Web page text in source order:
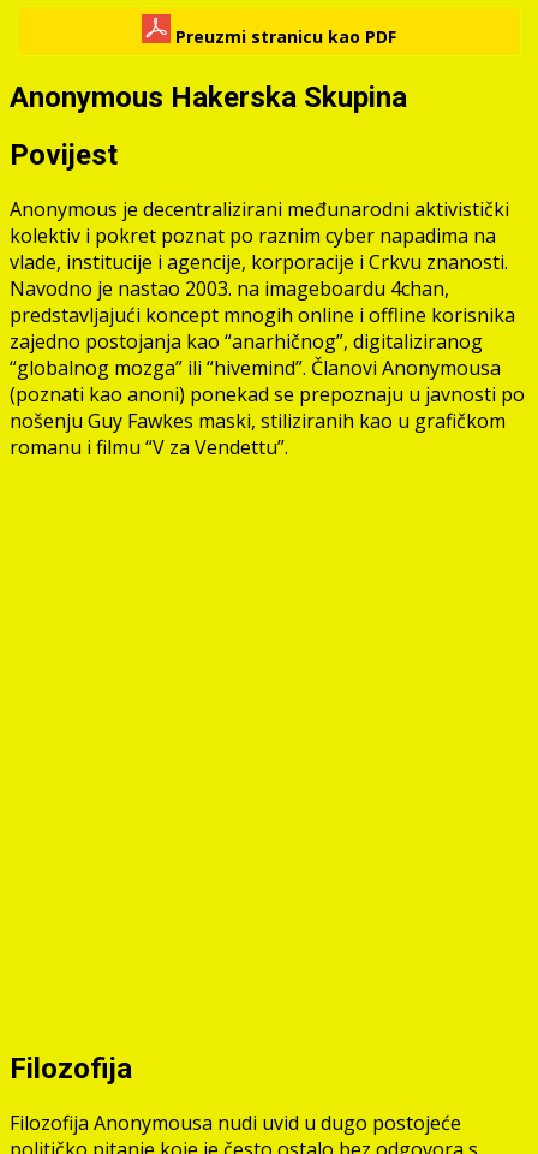
Preuzmi stranicu kao PDF
Anonymous Hakerska Skupina
Povijest
Anonymous je decentralizirani međunarodni aktivistički
kolektiv i pokret poznat po raznim cyber napadima na
vlade, institucije i agencije, korporacije i Crkvu znanosti.
Navodno je nastao 2003. na imageboardu 4chan,
predstavljajući koncept mnogih online i offline korisnika
zajedno postojanja kao “anarhičnog”, digitaliziranog
“globalnog mozga” ili “hivemind”. Članovi Anonymousa
(poznati kao anoni) ponekad se prepoznaju u javnosti po
nošenju Guy Fawkes maski, stiliziranih kao u grafičkom
romanu i filmu “V za Vendettu”.
Filozofija
Filozofija Anonymousa nudi uvid u dugo postojeće
političko pitanje koje je često ostalo bez odgovora s